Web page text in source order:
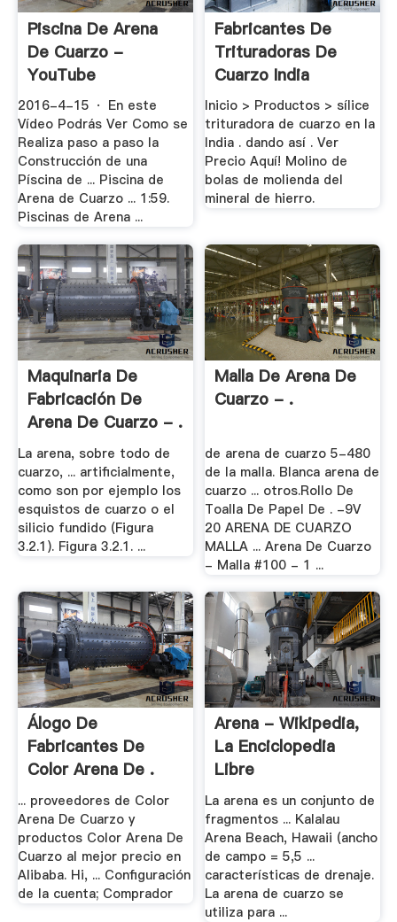
Piscina De Arena
De Cuarzo -
YouTube
2016-4-15 · En este
Vídeo Podrás Ver Como se
Realiza paso a paso la
Construcción de una
Píscina de ... Piscina de
Arena de Cuarzo ... 1:59.
Piscinas de Arena ...
Fabricantes De
Trituradoras De
Cuarzo India
Inicio > Productos > sílice
trituradora de cuarzo en la
India . dando así . Ver
Precio Aquí! Molino de
bolas de molienda del
mineral de hierro.
Maquinaria De
Fabricación De
Arena De Cuarzo - .
La arena, sobre todo de
cuarzo, ... artificialmente,
como son por ejemplo los
esquistos de cuarzo o el
silicio fundido (Figura
3.2.1). Figura 3.2.1. ...
Malla De Arena De
Cuarzo - .
de arena de cuarzo 5-480
de la malla. Blanca arena de
cuarzo ... otros.Rollo De
Toalla De Papel De . -9V
20 ARENA DE CUARZO
MALLA ... Arena De Cuarzo
- Malla #100 - 1 ...
Álogo De
Fabricantes De
Color Arena De .
... proveedores de Color
Arena De Cuarzo y
productos Color Arena De
Cuarzo al mejor precio en
Alibaba. Hi, ... Configuración
de la cuenta; Comprador
Arena - Wikipedia,
La Enciclopedia
Libre
La arena es un conjunto de
fragmentos ... Kalalau
Arena Beach, Hawaii (ancho
de campo = 5,5 ...
características de drenaje.
La arena de cuarzo se
utiliza para ...